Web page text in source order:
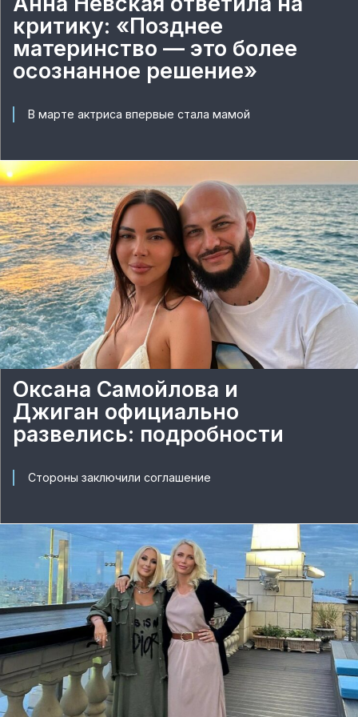
критику: «Позднее
материнство — это более
осознанное решение»
В марте актриса впервые стала мамой
Оксана Самойлова и
Джиган официально
развелись: подробности
Стороны заключили соглашение